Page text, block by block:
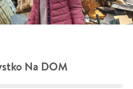
Na DOM